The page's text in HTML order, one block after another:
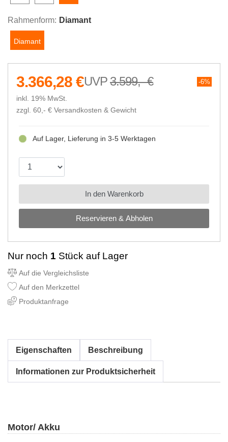
Rahmenform: Diamant
Diamant
3.599,- € 6%
3.366,28 €
inkl. 19% MwSt.
zzgl. 60,- € Versandkosten & Gewicht
Reservieren & Abholen
Auf Lager, Lieferung in 3-5 Werktagen
In den Warenkorb
Nur noch 1 Stück auf Lager
Auf die Vergleichsliste
Auf den Merkzettel
Produktanfrage
Eigenschaften Beschreibung
Informationen zur Produktsicherheit
Motor/ Akku